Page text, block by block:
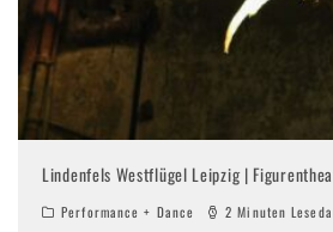
Lindenfels Westflügel Leipzig |
Performance + Dance 2 Minuten